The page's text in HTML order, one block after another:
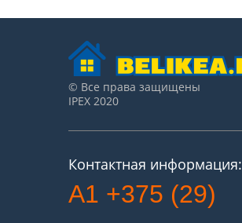
© Все права защищены
IPEX 2020
Контактная информация:
A1 +375 (29)